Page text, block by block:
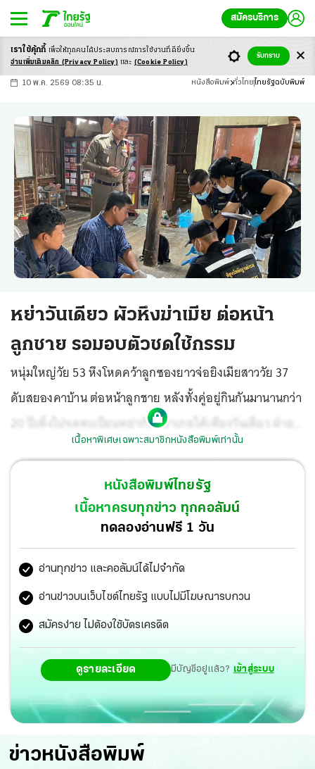
สมัครบริการ
-ก ก ก+
10 พ.ค. 2569 08:35 น. หนังสือพิมพ์ ทั่วไทย ไทยรัฐฉบับพิมพ์
หย่าวันเดียว ผัวหึงฆ่าเมีย ต่อหน้า
ลูกชาย รอมอบตัวชดใช้กรรม
หนุ่มใหญ่วัย 53 หึงโหดคว้าลูกซองยาวจ่อยิงเมียสาววัย 37
ดับสยองคาบ้าน ต่อหน้าลูกชาย หลังทั้งคู่อยู่กินกันมานานกว่า
20 ปีเพิ่งไปจดทะเบียนหย่ากันที่อำเภอได้เพียงวันเดียว ฝ่าย
หญิงยังไม่ย้ายออกจากบ้าน มีปากเสียงวิวาทกันอีกจนฝ่าย
ชายฉุนฟิวส์ขาดลั่นไกปลิดชีพแล้วรอมอบตัวชดใช้กรรม เผย
ชนวนเหตุจากเรื่องหึงหวงหวาดระแวงฝ่ายหญิงไปมีชายอื่น
ประกอบกับเมาเหล้าขาดสติลงมือก่อเหตุ
เนื้อหาพิเศษเฉพาะสมาชิกหนังสือพิมพ์เท่านั้น
หนังสือพิมพ์ไทยรัฐ
เนื้อหาครบทุกข่าว ทุกคอลัมน์
ทดลองอ่านฟรี 1 วัน
อ่านทุกข่าว และคอลัมน์ได้ไม่จำกัด
อ่านข่าวบนเว็บไซต์ไทยรัฐ แบบไม่มีโฆษณารบกวน
สมัครง่าย ไม่ต้องใช้บัตรเครดิต
ดูรายละเอียด มีบัญชีอยู่แล้ว? เข้าสู่ระบบ
ข่าวหนังสือพิมพ์
เราใช้คุ้กกี้ เพื่อให้ทุกคนได้ประสบการณ์การใช้งานที่ดียิ่งขึ้น
อ่านเพิ่มเติมคลิก (Privacy Policy) และ (Cookie Policy)
รับทราบ